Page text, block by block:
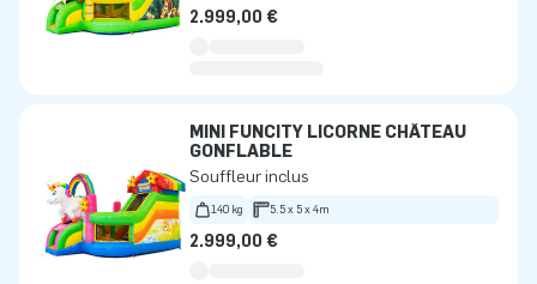
2.999,00 €
MINI FUNCITY LICORNE CHÂTEAU
GONFLABLE
Souffleur inclus
140 kg 5.5 x 5 x 4m
2.999,00 €